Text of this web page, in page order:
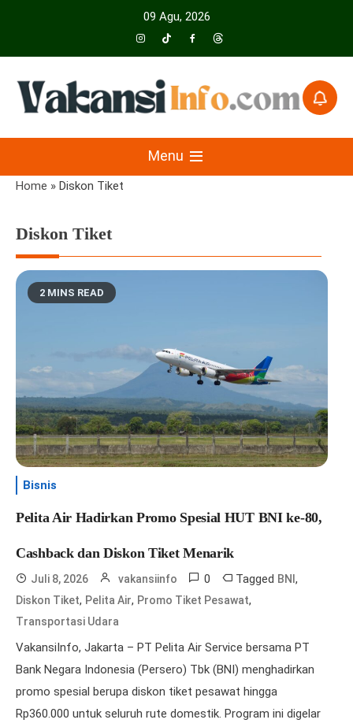
09 Agu, 2026
VakansiinfoMenu
Home » Diskon Tiket
Diskon Tiket
2 MINS READ
Bisnis
Pelita Air Hadirkan Promo Spesial HUT BNI ke-80,
Cashback dan Diskon Tiket Menarik
Juli 8, 2026 vakansiinfo 0 Tagged BNI ,
Diskon Tiket, Pelita Air, Promo Tiket Pesawat,
Transportasi Udara
VakansiInfo, Jakarta – PT Pelita Air Service bersama PT
Bank Negara Indonesia (Persero) Tbk (BNI) menghadirkan
promo spesial berupa diskon tiket pesawat hingga
Rp360.000 untuk seluruh rute domestik. Program ini digelar